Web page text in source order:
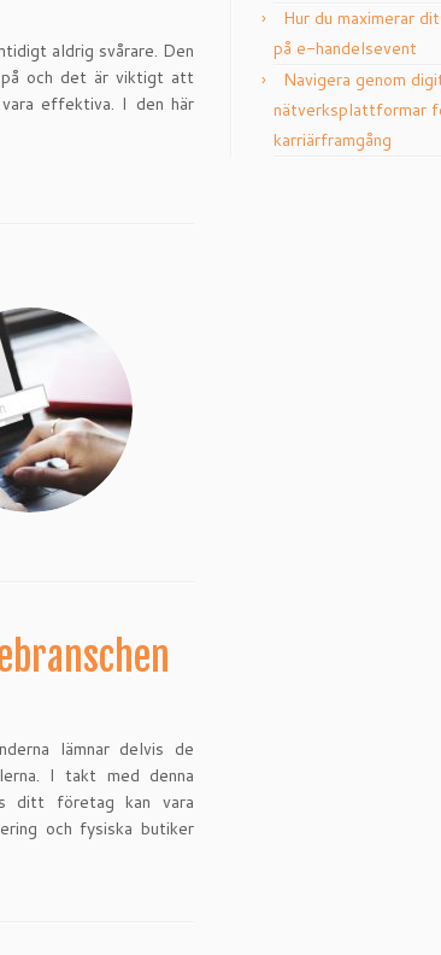
aldrig svårare. Den
på och det är viktigt att
effektiva. I den här
lämnar delvis de
I takt med denna
ditt företag kan vara
och fysiska butiker
Hur du maximerar
på e-handelsevent
Navigera genom
nätverksplattformar
karriärframgång